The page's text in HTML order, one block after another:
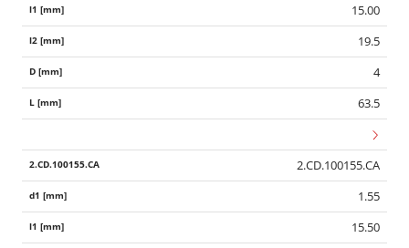
15.00
19.5
4
63.5
2.CD.100155.CA
1.55
15.50